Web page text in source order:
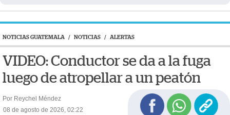
NOTICIAS GUATEMALA / NOTICIAS / ALERTAS
VIDEO: Conductor se da a la fuga
luego de atropellar a un peatón
Por Reychel Méndez
08 de agosto de 2026, 02:22